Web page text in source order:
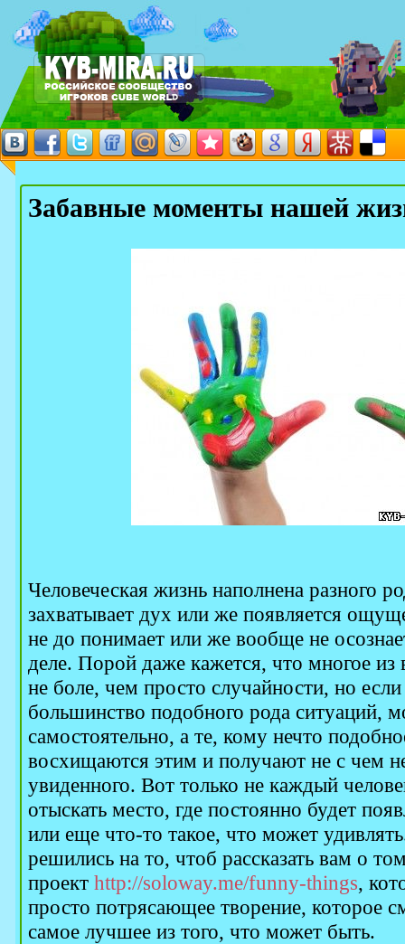
Забавные моменты нашей
Человеческая жизнь наполнена разного
захватывает дух или же появляется
не до понимает или же вообще не
деле. Порой даже кажется, что многое из
не боле, чем просто случайности, но если
большинство подобного рода ситуаций,
самостоятельно, а те, кому нечто
восхищаются этим и получают не с чем
увиденного. Вот только не каждый
отыскать место, где постоянно будет
или еще что-то такое, что может
решились на то, чтоб рассказать вам о
проект http://soloway.me/funny-things,
просто потрясающее творение, которое
самое лучшее из того, что может быть.